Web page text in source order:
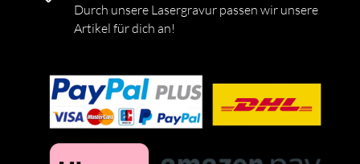
Durch unsere Lasergravur passen wir unsere
Artikel für dich an!